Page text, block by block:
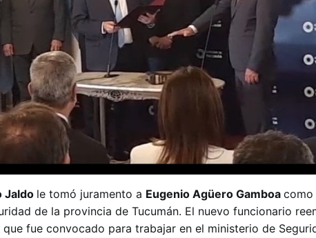
Jaldo le tomó juramento a Eugenio Agüero Gamboa como
de la provincia de Tucumán. El nuevo funcionario
que fue convocado para trabajar en el ministerio de